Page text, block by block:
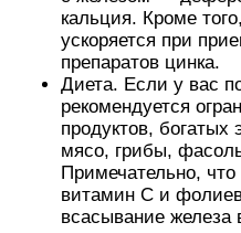
кальция. Кроме
ускоряется при
препаратов цинка.
Диета. Если у вас
рекомендуется
продуктов,
мясо, грибы,
Примечательно,
витамин С и
всасывание железа